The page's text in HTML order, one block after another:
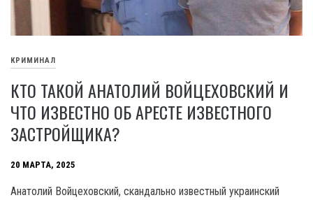
КРИМИНАЛ
КТО ТАКОЙ АНАТОЛИЙ ВОЙЦЕХОВСКИЙ И
ЧТО ИЗВЕСТНО ОБ АРЕСТЕ ИЗВЕСТНОГО
ЗАСТРОЙЩИКА?
20 МАРТА, 2025
Анатолий Войцеховский, скандально известный украинский